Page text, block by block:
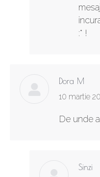
:* !
Dora M
says:
10 martie
De unde
Sinzi